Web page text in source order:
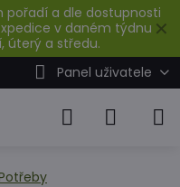
✕
pořadí a dle dostupnosti
v daném týdnu
úterý a středu.
Panel uživatele